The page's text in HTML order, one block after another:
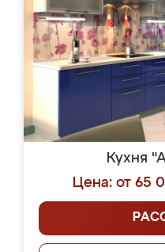
Кухня
Цена: от 65